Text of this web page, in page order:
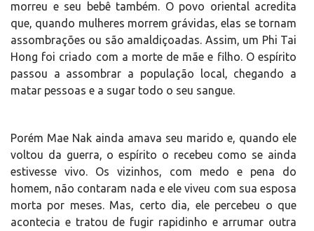
morreu e seu bebê também. O povo oriental acredita
que, quando mulheres morrem grávidas, elas se tornam
assombrações ou são amaldiçoadas. Assim, um Phi Tai
Hong foi criado com a morte de mãe e filho. O espírito
passou a assombrar a população local, chegando a
matar pessoas e a sugar todo o seu sangue.
Porém Mae Nak ainda amava seu marido e, quando ele
voltou da guerra, o espírito o recebeu como se ainda
estivesse vivo. Os vizinhos, com medo e pena do
homem, não contaram nada e ele viveu com sua esposa
morta por meses. Mas, certo dia, ele percebeu o que
acontecia e tratou de fugir rapidinho e arrumar outra